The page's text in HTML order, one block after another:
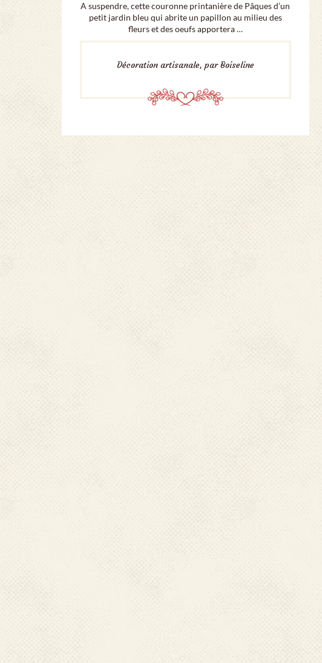
A suspendre, cette couronne printanière de Pâques d’un
petit jardin bleu qui abrite un papillon au milieu des
fleurs et des oeufs apportera …
Décoration artisanale, par Boiseline